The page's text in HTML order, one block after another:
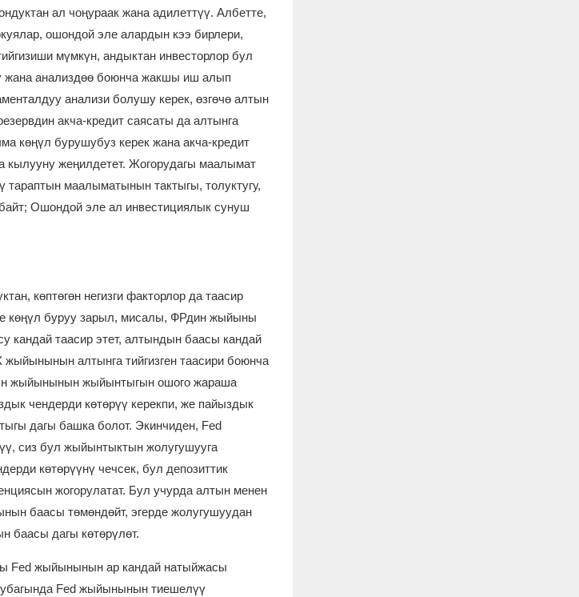
ал чоңураак жана адилеттүү. Албетте,
ошондой эле алардын кээ бирлери,
мүмкүн, андыктан инвесторлор бул
жана анализдөө боюнча жакшы иш алып
анализи болушу керек, өзгөчө алтын
акча-кредит саясаты да алтынга
көңүл бурушубуз керек жана акча-кредит
жеңилдетет. Жогорудагы маалымат
маалыматынын тактыгы, толуктугу,
Ошондой эле ал инвестициялык сунуш
көптөгөн негизги факторлор да таасир
көңүл буруу зарыл, мисалы, ФРдин жыйыны
кандай таасир этет, алтындын баасы кандай
алтынга тийгизген таасири боюнча
жыйынынын жыйынтыгын ошого жараша
чендерди көтөрүү керекпи, же пайыздык
дагы башка болот. Экинчиден, Fed
сиз бул жыйынтыктын жолугушууга
көтөрүүнү чечсек, бул депозиттик
жогорулатат. Бул учурда алтын менен
баасы төмөндөйт, эгерде жолугушуудан
баасы дагы көтөрүлөт.
Fed жыйынынын ар кандай натыйжасы
убагында Fed жыйынынын тиешелүү